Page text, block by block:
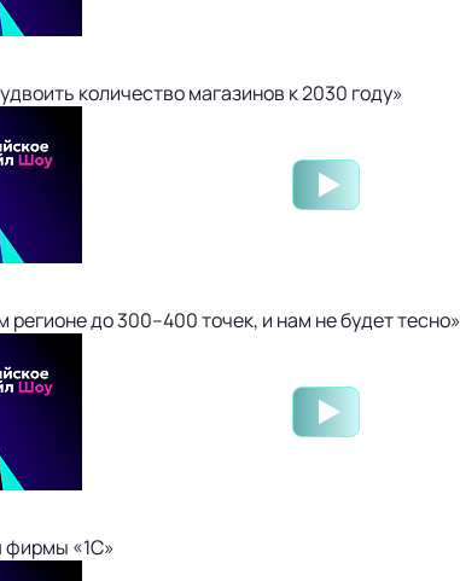
количество магазинов к 2030 году»
до 300–400 точек, и нам не будет тесно»
фирмы «1С»